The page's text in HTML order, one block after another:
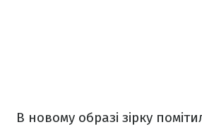
В новому образі зірку